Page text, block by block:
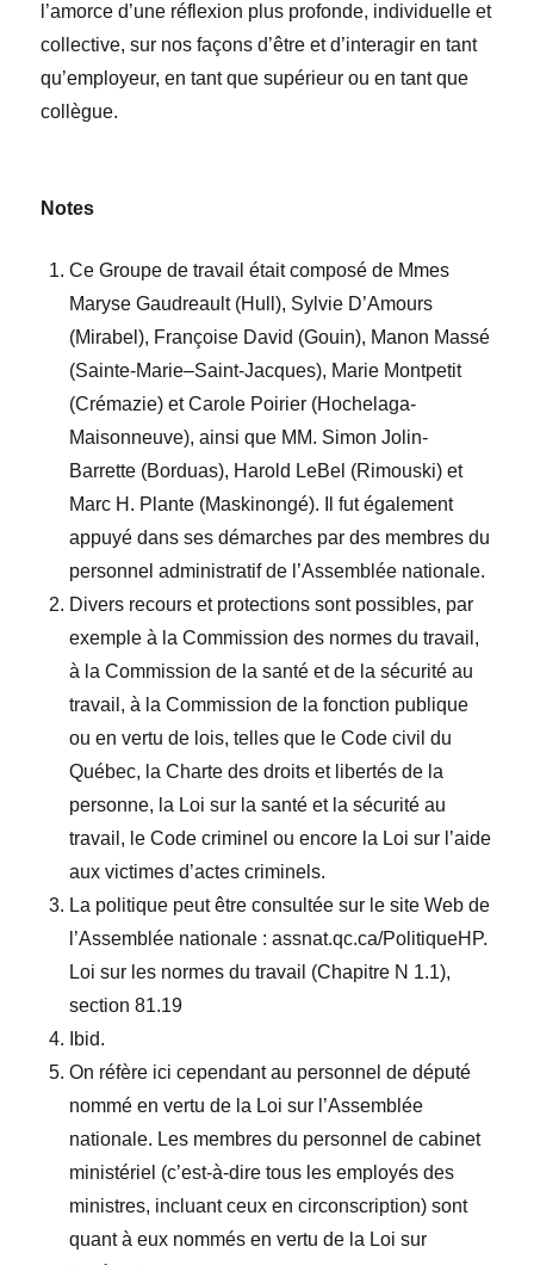
l’amorce d’une réflexion plus profonde, individuelle et
collective, sur nos façons d’être et d’interagir en tant
qu’employeur, en tant que supérieur ou en tant que
collègue.
Notes
Ce Groupe de travail était composé de Mmes
Maryse Gaudreault (Hull), Sylvie D’Amours
(Mirabel), Françoise David (Gouin), Manon Massé
(Sainte-Marie–Saint-Jacques), Marie Montpetit
(Crémazie) et Carole Poirier (Hochelaga-
Maisonneuve), ainsi que MM. Simon Jolin-
Barrette (Borduas), Harold LeBel (Rimouski) et
Marc H. Plante (Maskinongé). Il fut également
appuyé dans ses démarches par des membres du
personnel administratif de l’Assemblée nationale.
Divers recours et protections sont possibles, par
exemple à la Commission des normes du travail,
à la Commission de la santé et de la sécurité au
travail, à la Commission de la fonction publique
ou en vertu de lois, telles que le Code civil du
Québec, la Charte des droits et libertés de la
personne, la Loi sur la santé et la sécurité au
travail, le Code criminel ou encore la Loi sur l’aide
aux victimes d’actes criminels.
La politique peut être consultée sur le site Web de
l’Assemblée nationale : assnat.qc.ca/PolitiqueHP.
Loi sur les normes du travail (Chapitre N 1.1),
section 81.19
Ibid.
On réfère ici cependant au personnel de député
nommé en vertu de la Loi sur l’Assemblée
nationale. Les membres du personnel de cabinet
ministériel (c’est-à-dire tous les employés des
ministres, incluant ceux en circonscription) sont
quant à eux nommés en vertu de la Loi sur